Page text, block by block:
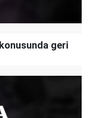
geri